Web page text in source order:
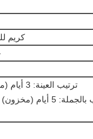
كريم
ترتيب العينة: 3 أيام (مخزون) 7-15 يومًا (بدون مخزون أو إجراء معالجة سطحية)